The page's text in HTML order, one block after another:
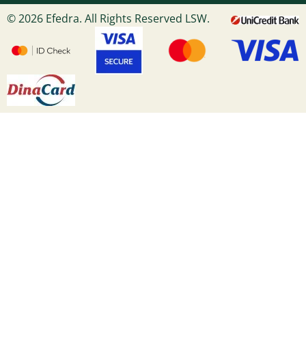
© 2026 Efedra. All Rights Reserved LSW.